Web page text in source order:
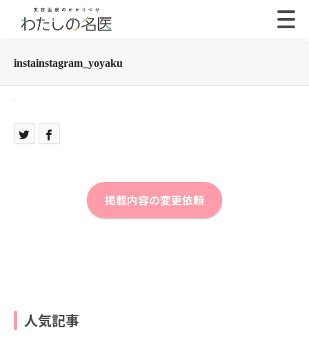
instainstagram_yoyaku
掲載内容の変更依頼
人気記事